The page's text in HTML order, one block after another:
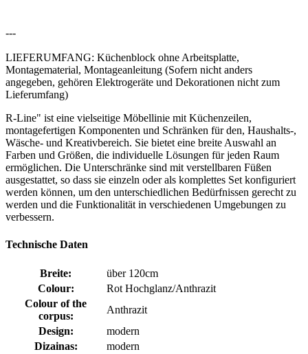
---
LIEFERUMFANG: Küchenblock ohne Arbeitsplatte,
Montagematerial, Montageanleitung (Sofern nicht anders
angegeben, gehören Elektrogeräte und Dekorationen nicht zum
Lieferumfang)
R-Line" ist eine vielseitige Möbellinie mit Küchenzeilen,
montagefertigen Komponenten und Schränken für den, Haushalts-,
Wäsche- und Kreativbereich. Sie bietet eine breite Auswahl an
Farben und Größen, die individuelle Lösungen für jeden Raum
ermöglichen. Die Unterschränke sind mit verstellbaren Füßen
ausgestattet, so dass sie einzeln oder als komplettes Set konfiguriert
werden können, um den unterschiedlichen Bedürfnissen gerecht zu
werden und die Funktionalität in verschiedenen Umgebungen zu
verbessern.
Technische Daten
Breite:
über 120cm
Colour:
Rot Hochglanz/Anthrazit
Colour of the
corpus:
Anthrazit
Design:
modern
Dizainas:
modern